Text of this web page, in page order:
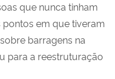
que nunca tinham
em que tiveram
barragens na
para a reestruturação